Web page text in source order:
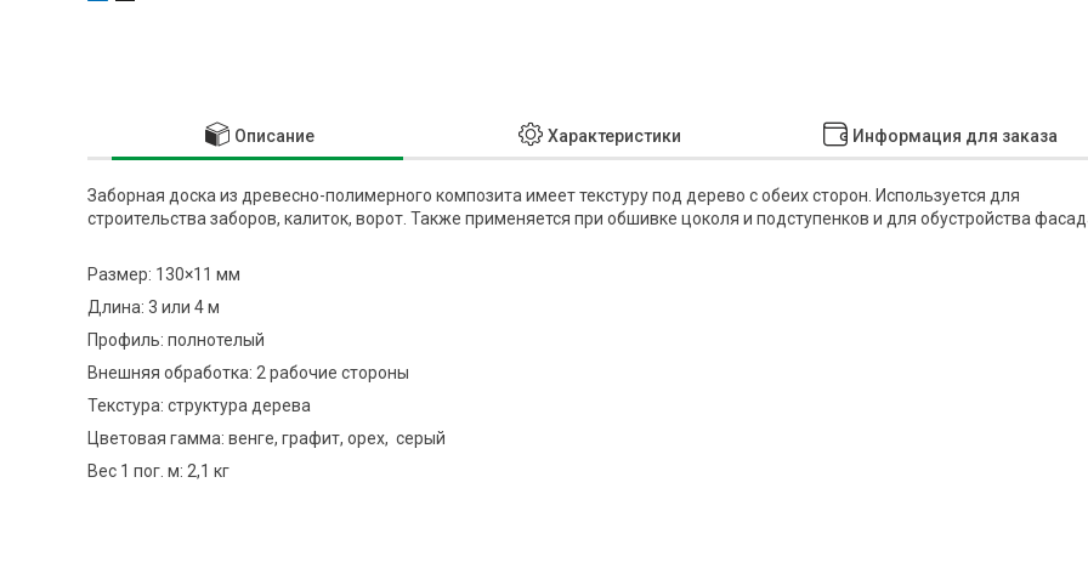
Описание Характеристики Информация для заказа
Заборная доска из древесно-полимерного композита имеет текстуру под дерево с обеих сторон. Используется для
строительства заборов, калиток, ворот. Также применяется при обшивке цоколя и подступенков и для обустройства
Размер: 130×11 мм
Длина: 3 или 4 м
Профиль: полнотелый
Внешняя обработка: 2 рабочие стороны
Текстура: структура дерева
Цветовая гамма: венге, графит, орех, серый
Вес 1 пог. м: 2,1 кг